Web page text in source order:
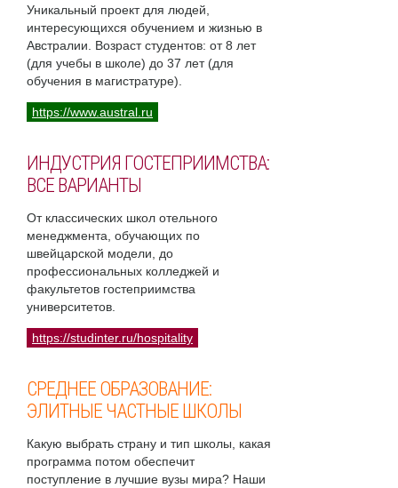
Уникальный проект для людей,
интересующихся обучением и жизнью в
Австралии. Возраст студентов: от 8 лет
(для учебы в школе) до 37 лет (для
обучения в магистратуре).
https://www.austral.ru
ИНДУСТРИЯ ГОСТЕПРИИМСТВА:
ВСЕ ВАРИАНТЫ
От классических школ отельного
менеджмента, обучающих по
швейцарской модели, до
профессиональных колледжей и
факультетов гостеприимства
университетов.
https://studinter.ru/hospitality
СРЕДНЕЕ ОБРАЗОВАНИЕ:
ЭЛИТНЫЕ ЧАСТНЫЕ ШКОЛЫ
Какую выбрать страну и тип школы, какая
программа потом обеспечит
поступление в лучшие вузы мира? Наши